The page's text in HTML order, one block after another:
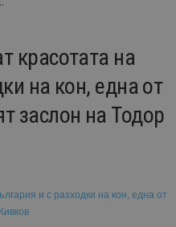
красотата на
на кон, една от
заслон на Тодор